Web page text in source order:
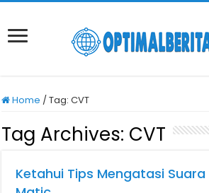
Home /Tag:CVT
Tag Archives: CVT
Ketahui Tips Mengatasi